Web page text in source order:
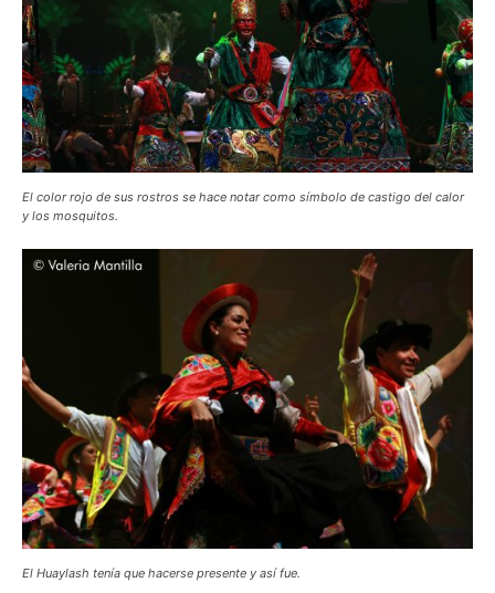
El color rojo de sus rostros se hace notar como símbolo de castigo del calor
y los mosquitos.
El Huaylash tenía que hacerse presente y así fue.